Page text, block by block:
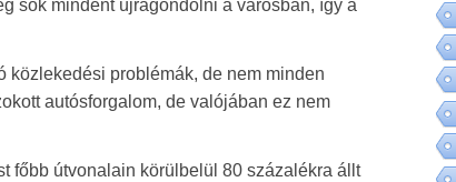
sok mindent újragondolni a városban, így a
közlekedési problémák, de nem minden
autósforgalom, de valójában ez nem
főbb útvonalain körülbelül 80 százalékra állt